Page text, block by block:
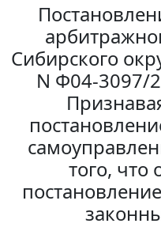
Сибирского
N Ф04-3097/
того, что